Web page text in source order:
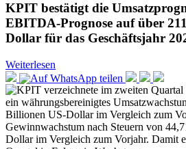
KPIT bestätigt die
EBITDA-Prognose auf über
Dollar für das Geschäftsjahr
Weiterlesen